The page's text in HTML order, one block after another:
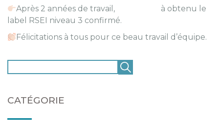
Après 2 années de travail,
à obtenu le
label RSEI niveau 3 confirmé.
Félicitations à tous pour ce beau travail d’équipe.
CATÉGORIE